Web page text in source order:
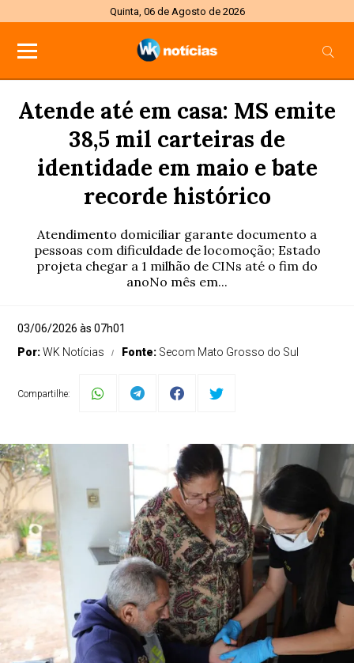
Quinta, 06 de Agosto de 2026
Atende até em casa: MS emite
38,5 mil carteiras de
identidade em maio e bate
recorde histórico
Atendimento domiciliar garante documento a
pessoas com dificuldade de locomoção; Estado
projeta chegar a 1 milhão de CINs até o fim do
anoNo mês em...
03/06/2026 às 07h01
Por:WK Notícias Fonte: Secom Mato Grosso do Sul
Compartilhe: